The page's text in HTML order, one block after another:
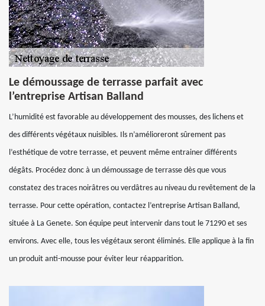
Le démoussage de terrasse parfait avec
l’entreprise Artisan Balland
L’humidité est favorable au développement des mousses, des lichens et
des différents végétaux nuisibles. Ils n’amélioreront sûrement pas
l’esthétique de votre terrasse, et peuvent même entrainer différents
dégâts. Procédez donc à un démoussage de terrasse dès que vous
constatez des traces noirâtres ou verdâtres au niveau du revêtement de la
terrasse. Pour cette opération, contactez l’entreprise Artisan Balland,
située à La Genete. Son équipe peut intervenir dans tout le 71290 et ses
environs. Avec elle, tous les végétaux seront éliminés. Elle applique à la fin
un produit anti-mousse pour éviter leur réapparition.